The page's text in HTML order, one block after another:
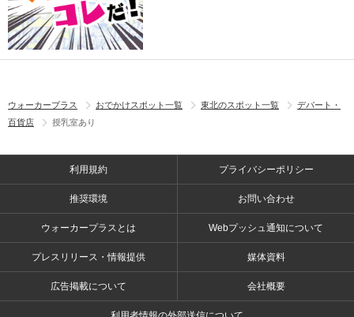
ウォーカープラス おでかけスポット一覧 東北のスポット一覧
デパート・
百貨店
授乳室あり
利用規約 プライバシーポリシー
推奨環境 お問い合わせ
ウォーカープラスとは Webプッシュ通知について
プレスリリース・情報提供 媒体資料
広告掲載について 会社概要